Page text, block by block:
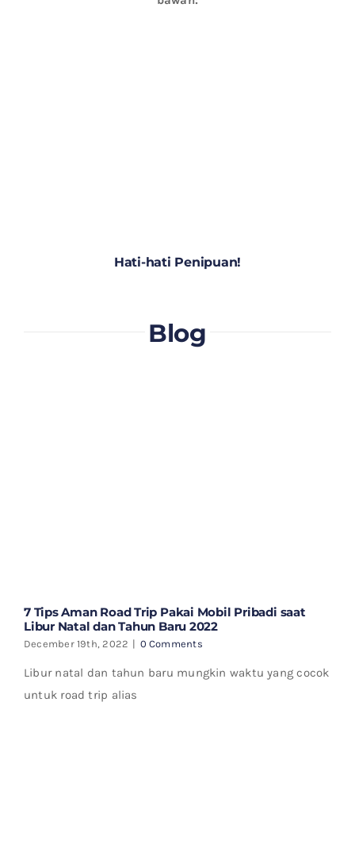
Hati-hati Penipuan!
Blog
7 Tips Aman Road Trip Pakai Mobil Pribadi saat
Libur Natal dan Tahun Baru 2022
December 19th, 2022 | 0 Comments
Libur natal dan tahun baru mungkin waktu yang cocok
untuk road trip alias